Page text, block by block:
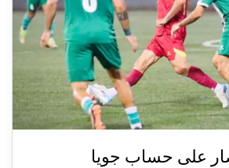
على حساب جويا